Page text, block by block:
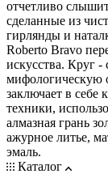
отчетливо
сделанные из
гирлянды и
Roberto Bravo
искусства. Круг
мифологическую
заключает в
техники,
алмазная грань
ажурное литье,
эмаль.
Каталог